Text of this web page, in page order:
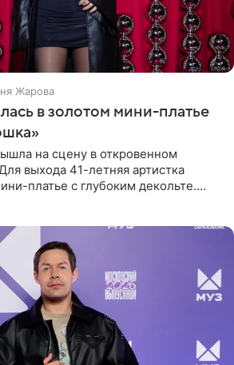
Жарова
в золотом мини-платье
на сцену в откровенном
выхода 41-летняя артистка
платье с глубоким декольте.